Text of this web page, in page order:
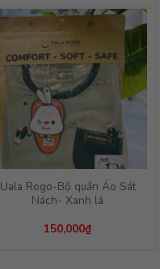
Uala Rogo-Bộ quần Áo Sát
Nách- Xanh lá
150,000₫